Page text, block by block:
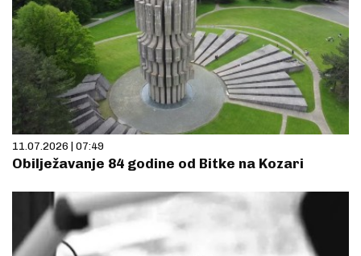
11.07.2026 | 07:49
Obilježavanje 84 godine od Bitke na Kozari